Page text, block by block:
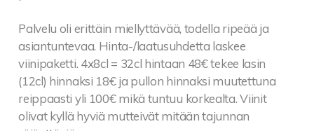
Palvelu oli erittäin miellyttävää, todella ripeää ja
asiantuntevaa. Hinta-/laatusuhdetta laskee
viinipaketti. 4x8cl = 32cl hintaan 48€ tekee lasin
(12cl) hinnaksi 18€ ja pullon hinnaksi muutettuna
reippaasti yli 100€ mikä tuntuu korkealta. Viinit
olivat kyllä hyviä mutteivät mitään tajunnan